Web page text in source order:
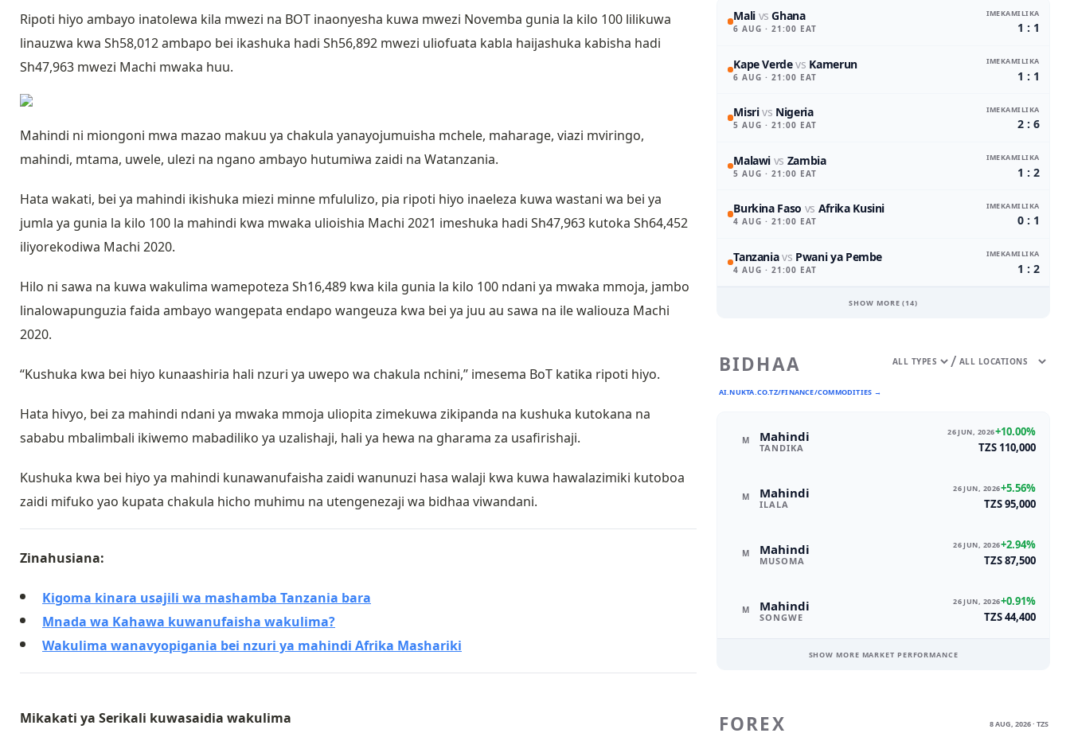
Ripoti hiyo ambayo inatolewa kila mwezi na BOT inaonyesha kuwa mwezi Novemba gunia la kilo 100 lilikuwa
linauzwa kwa Sh58,012 ambapo bei ikashuka hadi Sh56,892 mwezi uliofuata kabla haijashuka kabisha hadi
Sh47,963 mwezi Machi mwaka huu.
Mahindi ni miongoni mwa mazao makuu ya chakula yanayojumuisha mchele, maharage, viazi mviringo,
mahindi, mtama, uwele, ulezi na ngano ambayo hutumiwa zaidi na Watanzania.
Hata wakati, bei ya mahindi ikishuka miezi minne mfululizo, pia ripoti hiyo inaeleza kuwa wastani wa bei ya
jumla ya gunia la kilo 100 la mahindi kwa mwaka ulioishia Machi 2021 imeshuka hadi Sh47,963 kutoka Sh64,452
iliyorekodiwa Machi 2020.
Hilo ni sawa na kuwa wakulima wamepoteza Sh16,489 kwa kila gunia la kilo 100 ndani ya mwaka mmoja, jambo
linalowapunguzia faida ambayo wangepata endapo wangeuza kwa bei ya juu au sawa na ile waliouza Machi
2020.
“Kushuka kwa bei hiyo kunaashiria hali nzuri ya uwepo wa chakula nchini,” imesema BoT katika ripoti hiyo.
Hata hivyo, bei za mahindi ndani ya mwaka mmoja uliopita zimekuwa zikipanda na kushuka kutokana na
sababu mbalimbali ikiwemo mabadiliko ya uzalishaji, hali ya hewa na gharama za usafirishaji.
Kushuka kwa bei hiyo ya mahindi kunawanufaisha zaidi wanunuzi hasa walaji kwa kuwa hawalazimiki kutoboa
zaidi mifuko yao kupata chakula hicho muhimu na utengenezaji wa bidhaa viwandani.
Zinahusiana:
Kigoma kinara usajili wa mashamba Tanzania bara
Mnada wa Kahawa kuwanufaisha wakulima?
Wakulima wanavyopigania bei nzuri ya mahindi Afrika Mashariki
Mikakati ya Serikali kuwasaidia wakulima
Mali vsGhana
6 AUG · 21:00 EAT
IMEKAMILIKA
1 : 1
Kape Verdevs Kamerun
6 AUG · 21:00 EAT
IMEKAMILIKA
1 : 1
Misrivs Nigeria
5 AUG · 21:00 EAT
IMEKAMILIKA
2 : 6
Malawi vs Zambia
5 AUG · 21:00 EAT
IMEKAMILIKA
1 : 2
Burkina Faso vs Afrika Kusini
4 AUG · 21:00 EAT
IMEKAMILIKA
0 : 1
Tanzaniavs Pwani ya Pembe
4 AUG · 21:00 EAT
IMEKAMILIKA
1 : 2
SHOW MORE (14)
BIDHAA
AI.NUKTA.CO.TZ/FINANCE/COMMODITIES →
/
M Mahindi
TANDIKA
26 JUN, 2026+10.00%
TZS 110,000
M Mahindi
ILALA
26 JUN, 2026+5.56%
TZS 95,000
M Mahindi
MUSOMA
26 JUN, 2026+2.94%
TZS 87,500
M Mahindi
SONGWE
26 JUN, 2026+0.91%
TZS 44,400
SHOW MORE MARKET PERFORMANCE
FOREX 8 AUG, 2026 · TZS